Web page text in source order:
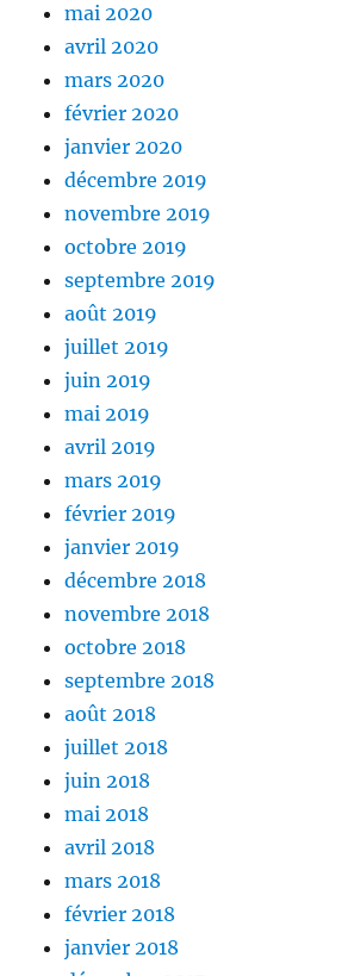
mai 2020
avril 2020
mars 2020
février 2020
janvier 2020
décembre 2019
novembre 2019
octobre 2019
septembre 2019
août 2019
juillet 2019
juin 2019
mai 2019
avril 2019
mars 2019
février 2019
janvier 2019
décembre 2018
novembre 2018
octobre 2018
septembre 2018
août 2018
juillet 2018
juin 2018
mai 2018
avril 2018
mars 2018
février 2018
janvier 2018